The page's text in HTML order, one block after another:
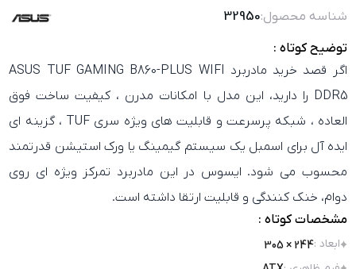
شناسه محصول:32950
توضیح کوتاه :
اگر قصد
خرید مادربرد ASUS TUF GAMING B860-PLUS WIFI
DDR5 را دارید، این مدل با امکانات مدرن ، کیفیت ساخت فوق
العاده ، شبکه پرسرعت و قابلیت های ویژه سری TUF ، گزینه ای
ایده آل برای اسمبل یک سیستم گیمینگ یا ورک استیشن قدرتمند
محسوب می شود. ایسوس در این مادربرد تمرکز ویژه ای روی
دوام، خنک کنندگی و قابلیت ارتقا داشته است.
مشخصات کوتاه :
ابعاد :
244 × 305